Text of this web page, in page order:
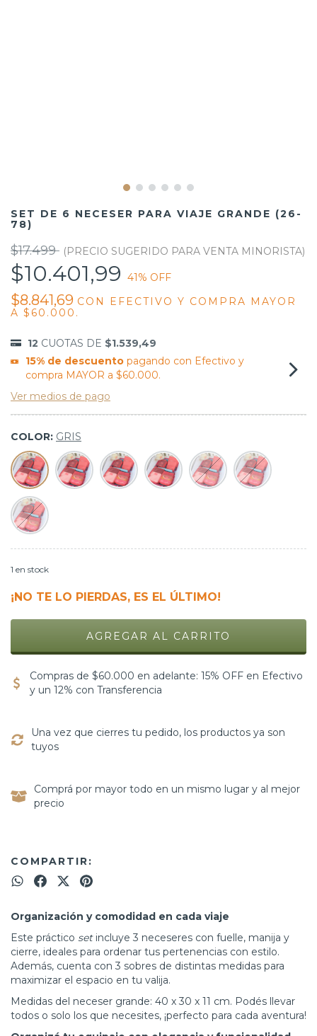
SET DE 6 NECESER PARA VIAJE GRANDE (26-
78)
$17.499
$10.401,99 41% OFF
$8.841,69 CON
EFECTIVO Y COMPRA MAYOR
A $60.000.
12 CUOTAS DE $1.539,49
15% de descuentopagando con Efectivo y
compra MAYOR a $60.000.
Ver medios de pago
COLOR: GRIS
1 en stock
¡NO TE LO PIERDAS, ES EL ÚLTIMO!
Compras de $60.000 en adelante: 15% OFF en Efectivo
y un 12% con Transferencia
Una vez que cierres tu pedido, los productos ya son
tuyos
Comprá por mayor todo en un mismo lugar y al mejor
precio
COMPARTIR:
Organización y comodidad en cada viaje
Este práctico setincluye 3 neceseres con fuelle, manija y
cierre, ideales para ordenar tus pertenencias con estilo.
Además, cuenta con 3 sobres de distintas medidas para
maximizar el espacio en tu valija.
Medidas del neceser grande: 40 x 30 x 11 cm. Podés llevar
todos o solo los que necesites, ¡perfecto para cada aventura!